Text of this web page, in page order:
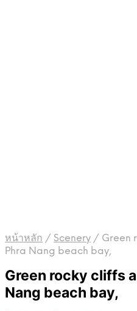
หน้าหลัก / Scenery / Green
Phra Nang beach bay,
Green rocky cliffs
Nang beach bay,